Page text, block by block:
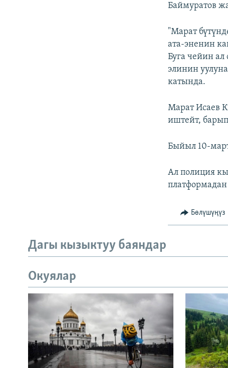
Баймуратов
"Марат
ата-эненин
Буга чейин
элинин
катында.
Марат Исаев
иштейт,
Быйыл 10-
Ал полиция
платформадан
Бөлүшүңүз
Дагы кызыктуу баяндар
Окуялар